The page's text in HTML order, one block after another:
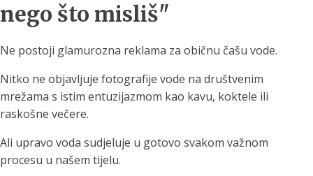
nego što misliš"
Ne postoji glamurozna reklama za običnu čašu vode.
Nitko ne objavljuje fotografije vode na društvenim
mrežama s istim entuzijazmom kao kavu, koktele ili
raskošne večere.
Ali upravo voda sudjeluje u gotovo svakom važnom
procesu u našem tijelu.